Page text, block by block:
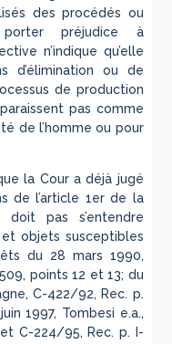
des procédés ou
préjudice à
n’indique qu’elle
d’élimination ou de
de production
pas comme
de l’homme ou pour
la Cour a déjà jugé
de l’article 1er de la
pas s’entendre
objets susceptibles
du 28 mars 1990,
points 12 et 13; du
C-422/92, Rec. p.
1997, Tombesi e.a.,
C-224/95, Rec. p. I-